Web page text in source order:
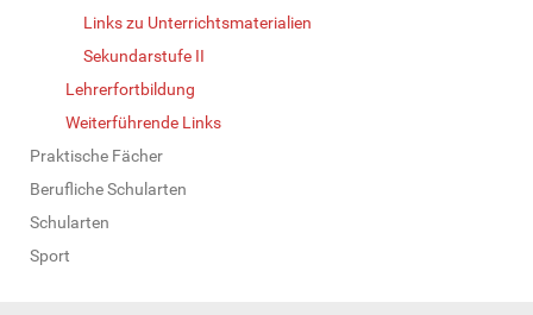
Links zu Unterrichtsmaterialien
Sekundarstufe II
Lehrerfortbildung
Weiterführende Links
Praktische Fächer
Berufliche Schularten
Schularten
Sport